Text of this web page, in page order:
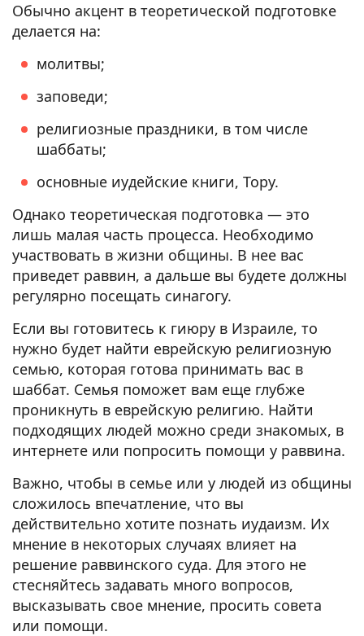
Обычно акцент в теоретической подготовке
делается на:
молитвы;
заповеди;
религиозные праздники, в том числе
шаббаты;
основные иудейские книги, Тору.
Однако теоретическая подготовка — это
лишь малая часть процесса. Необходимо
участвовать в жизни общины. В нее вас
приведет раввин, а дальше вы будете должны
регулярно посещать синагогу.
Если вы готовитесь к гиюру в Израиле, то
нужно будет найти еврейскую религиозную
семью, которая готова принимать вас в
шаббат. Семья поможет вам еще глубже
проникнуть в еврейскую религию. Найти
подходящих людей можно среди знакомых, в
интернете или попросить помощи у раввина.
Важно, чтобы в семье или у людей из общины
сложилось впечатление, что вы
действительно хотите познать иудаизм. Их
мнение в некоторых случаях влияет на
решение раввинского суда. Для этого не
стесняйтесь задавать много вопросов,
высказывать свое мнение, просить совета
или помощи.